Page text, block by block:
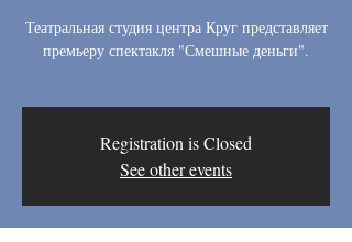
Театральная студия центра Круг представляет
премьеру спектакля "Смешные деньги".
Registration is Closed
See other events